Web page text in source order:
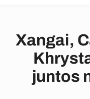
Xangai,
juntos